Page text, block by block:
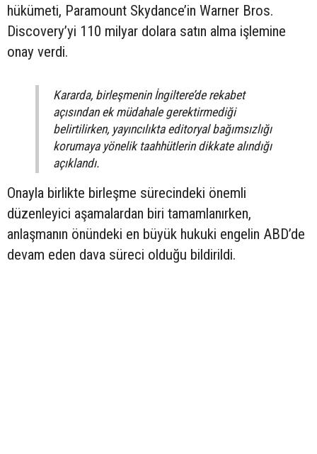
hükümeti, Paramount Skydance’in Warner Bros.
Discovery’yi 110 milyar dolara satın alma işlemine
onay verdi.
Kararda, birleşmenin İngiltere’de rekabet
açısından ek müdahale gerektirmediği
belirtilirken, yayıncılıkta editoryal bağımsızlığı
korumaya yönelik taahhütlerin dikkate alındığı
açıklandı.
Onayla birlikte birleşme sürecindeki önemli
düzenleyici aşamalardan biri tamamlanırken,
anlaşmanın önündeki en büyük hukuki engelin ABD’de
devam eden dava süreci olduğu bildirildi.